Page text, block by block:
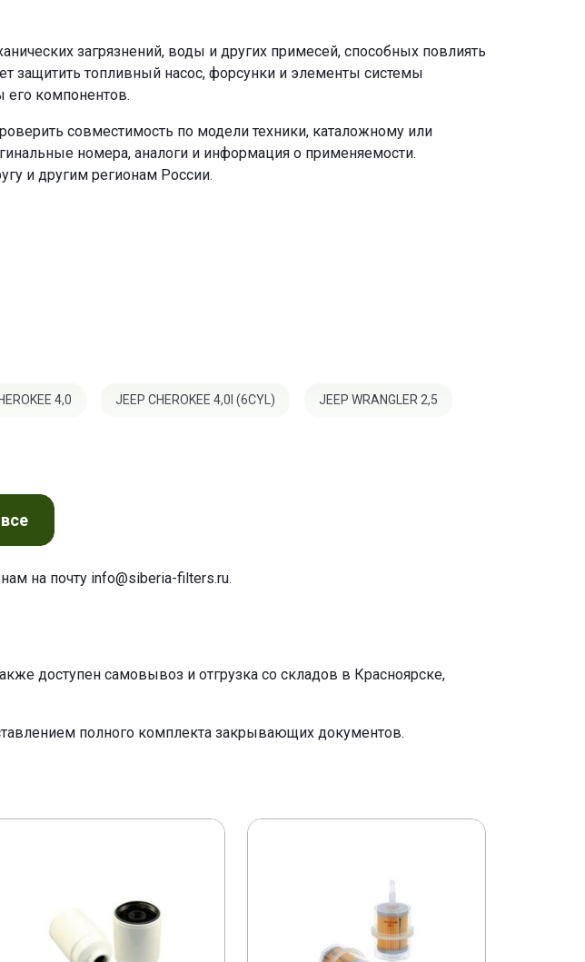
загрязнений, воды и других примесей, способных повлиять
защитить топливный насос, форсунки и элементы системы
его компонентов.
совместимость по модели техники, каталожному или
номера, аналоги и информация о применяемости.
и другим регионам России.
4,0 JEEP CHEROKEE 4,0I (6CYL) JEEP WRANGLER 2,5
на почту info@siberia-filters.ru.
доступен самовывоз и отгрузка со складов в Красноярске,
полного комплекта закрывающих документов.